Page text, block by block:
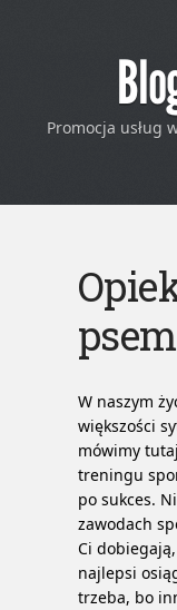
Promocja usług
W naszym
większości
mówimy
treningu
po sukces.
zawodach
Ci
najlepsi
trzeba, bo